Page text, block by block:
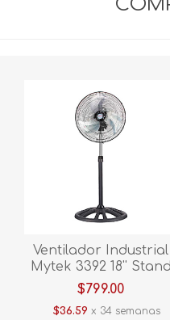
Ventilador Industrial
Mytek 3392 18'' Stand
Fan
$799.00
$36.59 x 34 semanas